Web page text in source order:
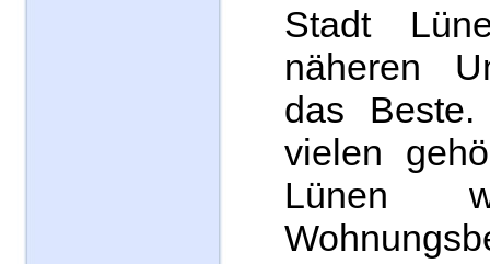
Stadt
näheren
das
vielen
Lünen